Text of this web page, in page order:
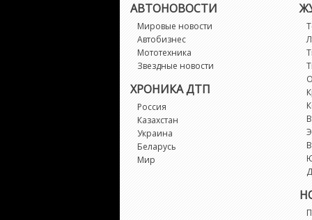
АВТОНОВОСТИ
Мировые новости
Автобизнес
Мототехника
Звездные новости
ХРОНИКА ДТП
Россия
Казахстан
Украина
Беларусь
Мир